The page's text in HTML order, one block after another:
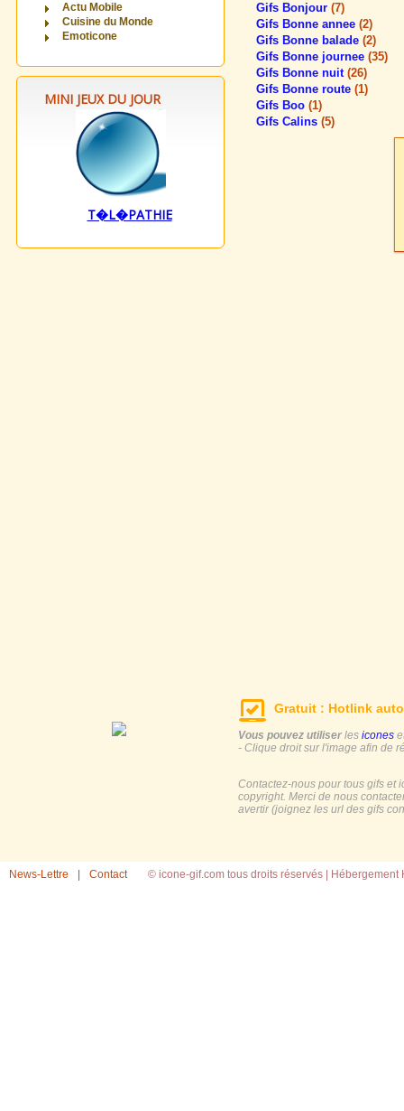
Actu Mobile
Cuisine du Monde
Emoticone
MINI JEUX DU JOUR
T�L�PATHIE
Gifs Bonjour (7)
Gifs Bonne annee (2)
Gifs Bonne balade (2)
Gifs Bonne journee (35)
Gifs Bonne nuit (26)
Gifs Bonne route (1)
Gifs Boo (1)
Gifs Calins (5)
Gratuit : Hotlink
Vous pouvez utiliser les icones
- Clique droit sur l'image afin de
Contactez-nous pour tous gifs et
copyright. Merci de nous
avertir (joignez les url des gifs
News-Lettre Contact © icone-gif.com tous droits réservés | Hébergement